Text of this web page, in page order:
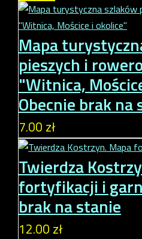
Mapa
pieszych i
"Witnica,
Obecnie brak na
7.00 zł
Twierdza
fortyfikacji i
brak na stanie
12.00 zł